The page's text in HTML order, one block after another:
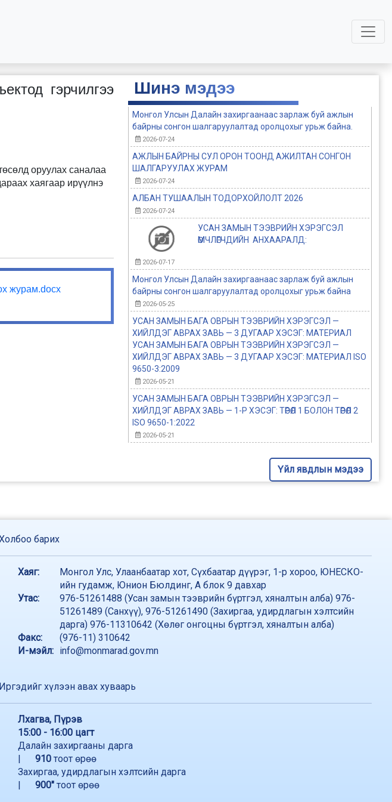
гэрчилгээ
оруулах саналаа
хаягаар ирүүлнэ
журам.docx
Шинэ мэдээ
Монгол Улсын Далайн захиргаанаас зарлаж буй ажлын
байрны сонгон шалгаруулалтад оролцохыг урьж байна.
2026-07-24
АЖЛЫН БАЙРНЫ СУЛ ОРОН ТООНД АЖИЛТАН СОНГОН
ШАЛГАРУУЛАХ ЖУРАМ
2026-07-24
АЛБАН ТУШААЛЫН ТОДОРХОЙЛОЛТ 2026
2026-07-24
2026-07-17
УСАН ЗАМЫН ТЭЭВРИЙН ХЭРЭГСЭЛ
ӨМЧЛӨГЧДИЙН АНХААРАЛД:
Монгол Улсын Далайн захиргаанаас зарлаж буй ажлын
байрны сонгон шалгаруулалтад оролцохыг урьж байна
2026-05-25
УСАН ЗАМЫН БАГА ОВРЫН ТЭЭВРИЙН ХЭРЭГСЭЛ —
ХИЙЛДЭГ АВРАХ ЗАВЬ — 3 ДУГААР ХЭСЭГ: МАТЕРИАЛ
УСАН ЗАМЫН БАГА ОВРЫН ТЭЭВРИЙН ХЭРЭГСЭЛ —
ХИЙЛДЭГ АВРАХ ЗАВЬ — 3 ДУГААР ХЭСЭГ: МАТЕРИАЛ ISO
9650-3:2009
2026-05-21
УСАН ЗАМЫН БАГА ОВРЫН ТЭЭВРИЙН ХЭРЭГСЭЛ —
ХИЙЛДЭГ АВРАХ ЗАВЬ — 1-Р ХЭСЭГ: ТӨРӨЛ 1 БОЛОН ТӨРӨЛ 2
ISO 9650-1:2022
2026-05-21
Үйл явдлын мэдээ
барих
Хаяг:
Монгол Улс, Улаанбаатар хот, Сүхбаатар дүүрэг, 1-р хороо, ЮНЕСКО-
ийн гудамж, Юнион Бюлдинг, А блок 9 давхар
Утас:
976-51261488 (Усан замын тээврийн бүртгэл, хяналтын алба) 976-
51261489 (Санхүү), 976-51261490 (Захиргаа, удирдлагын хэлтсийн
дарга) 976-11310642 (Хөлөг онгоцны бүртгэл, хяналтын алба)
Факс:
(976-11) 310642
И-мэйл: info@monmarad.gov.mn
Иргэдийг хүлээн авах хуваарь
Лхагва, Пүрэв
15:00 - 16:00 цагт
Далайн захиргааны дарга
|
910 тоот өрөө
Захиргаа, удирдлагын хэлтсийн дарга
|
900" тоот өрөө